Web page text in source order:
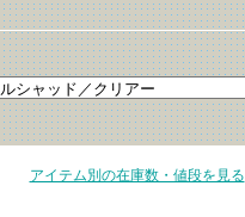
アイテム別の在庫数・値段を見る